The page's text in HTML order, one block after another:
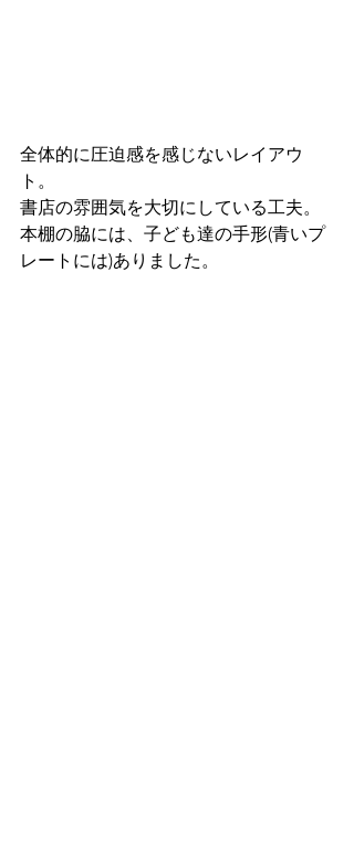
全体的に圧迫感を感じないレイアウ
ト。
書店の雰囲気を大切にしている工夫。
本棚の脇には、子ども達の手形(青いプ
レートには)ありました。